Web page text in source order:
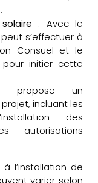
: Avec le
s’effectuer à
Consuel et le
pour initier cette
propose un
incluant les
des
autorisations
l’installation de
varier selon